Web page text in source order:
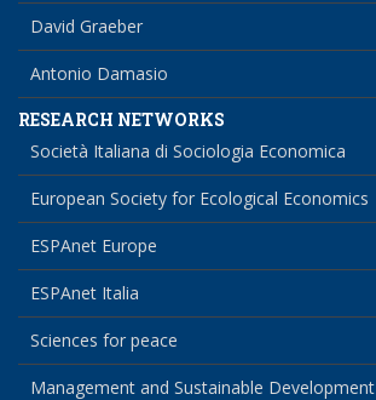
David Graeber
Antonio Damasio
RESEARCH NETWORKS
Società Italiana di Sociologia Economica
European Society for Ecological Economics
ESPAnet Europe
ESPAnet Italia
Sciences for peace
Management and Sustainable Development